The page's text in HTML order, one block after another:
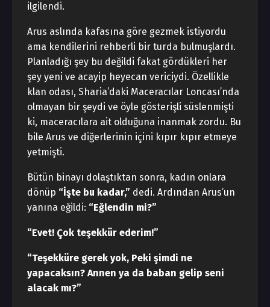
ilgilendi.
Arus aslında kafasına göre gezmek istiyordu
ama kendilerini rehberli bir turda bulmuşlardı.
Planladığı şey bu değildi fakat gördükleri her
şey yeni ve acayip heyecan vericiydi. Özellikle
klan odası, Sharia’daki Maceracılar Loncası’nda
olmayan bir şeydi ve öyle gösterişli süslenmişti
ki, maceracılara ait olduğuna inanmak zordu. Bu
bile Arus ve diğerlerinin içini kıpır kıpır etmeye
yetmişti.
Bütün binayı dolaştıktan sonra, kadın onlara
dönüp “İşte bu kadar,” dedi. Ardından Arus’un
yanına eğildi: “Eğlendin mi?”
“Evet! Çok teşekkür ederim!”
“Teşekküre gerek yok, Peki şimdi ne
yapacaksın? Annen ya da baban gelip seni
alacak mı?”